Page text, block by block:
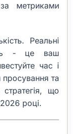
метриками
Реальні
- це ваш
час і
та
що
році.